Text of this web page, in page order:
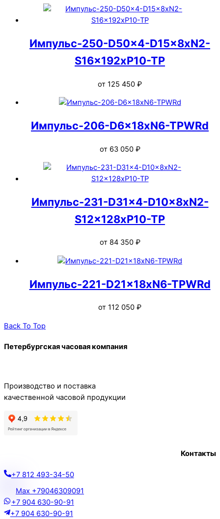
Импульс-250-D50x4-D15x8xN2-
S16x192xP10-TP
от 125 450 ₽
Импульс-206-D6x18xN6-TPWRd
от 63 050 ₽
Импульс-231-D31x4-D10x8xN2-
S12x128xP10-TP
от 84 350 ₽
Импульс-221-D21x18xN6-TPWRd
от 112 050 ₽
Back To Top
Петербургская часовая компания
Производство и поставка
качественной часовой продукции
Контакты
+7 812 493-34-50
Max +79046309091
+7 904 630-90-91
+7 904 630-90-91